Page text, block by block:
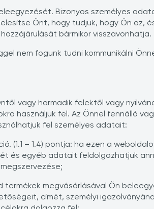
Bizonyos személyes
Önt, hogy tudjuk, hogy Ön az,
bármikor visszavonhatja.
nem fogunk tudni kommunikálni
vagy harmadik felektől vagy
használjuk fel. Az Önnel fennálló
fel személyes adatait:
(1.1 – 1.4) pontja: ha ezen a
és egyéb adatait feldolgozhatjuk
termékek megvásárlásával Ön
címét, személyi